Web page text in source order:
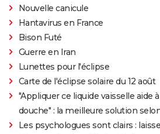
Nouvelle canicule
Hantavirus en France
Bison Futé
Guerre en Iran
Lunettes pour l'éclipse
Carte de l'éclipse solaire du 12 août
"Appliquer ce liquide vaisselle aide
douche" : la meilleure solution
Les psychologues sont clairs :